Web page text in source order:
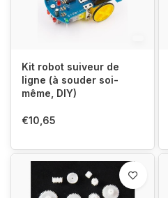
Kit robot suiveur de
ligne (à souder soi-
même, DIY)
€10,65